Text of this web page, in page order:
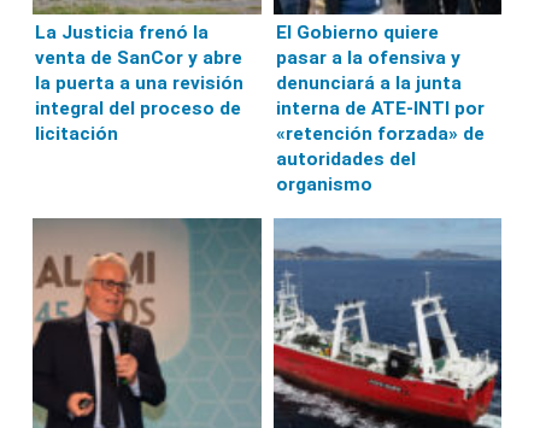
La Justicia frenó la
venta de SanCor y abre
la puerta a una revisión
integral del proceso de
licitación
El Gobierno quiere
pasar a la ofensiva y
denunciará a la junta
interna de ATE-INTI por
«retención forzada» de
autoridades del
organismo